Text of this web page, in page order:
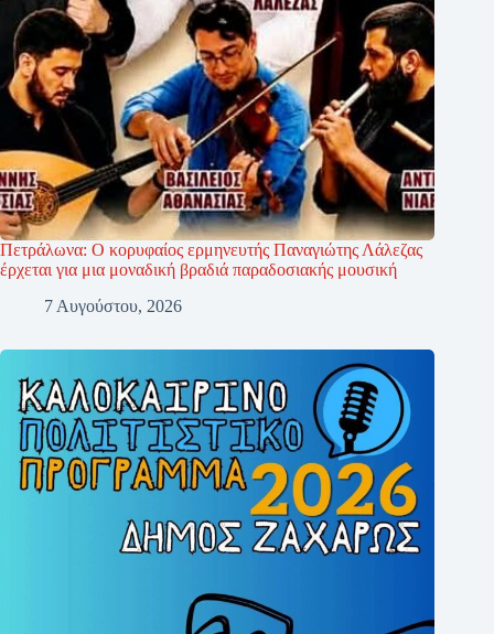
Πετράλωνα: Ο κορυφαίος ερμηνευτής Παναγιώτης Λάλεζας
έρχεται για μια μοναδική βραδιά παραδοσιακής μουσική
7 Αυγούστου, 2026